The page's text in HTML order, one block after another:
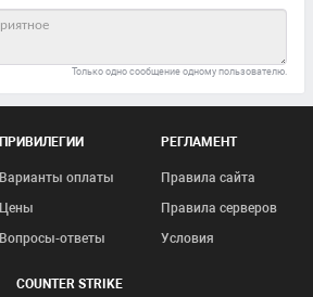
Только одно сообщение одному пользователю.
ПРИВИЛЕГИИ
Варианты оплаты
Цены
Вопросы-ответы
РЕГЛАМЕНТ
Правила сайта
Правила серверов
Условия
COUNTER STRIKE